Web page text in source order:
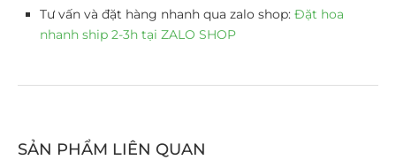
Tư vấn và đặt hàng nhanh qua zalo shop: Đặt hoa
nhanh ship 2-3h tại ZALO SHOP
SẢN PHẨM LIÊN QUAN